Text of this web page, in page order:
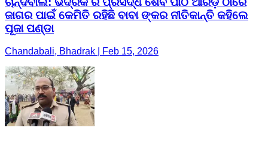
ଜାଗର ପାଇଁ କେମିତି ରହିଛି ବାବା ଙ୍କର ନୀତିକାନ୍ତି କହିଲେ
ପୂଜା ପଣ୍ଡା
Chandabali, Bhadrak | Feb 15, 2026